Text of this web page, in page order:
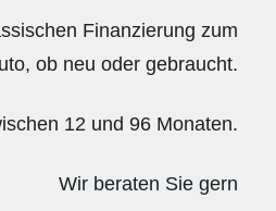
Finanzierung zum
ob neu oder gebraucht.
12 und 96 Monaten.
Wir beraten Sie gern